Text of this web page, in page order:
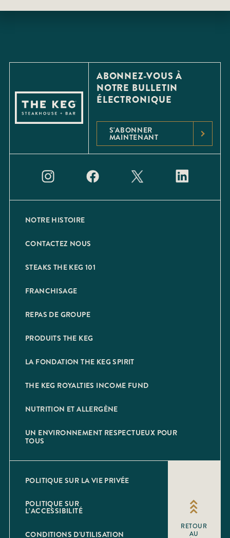
ABONNEZ-VOUS À
NOTRE BULLETIN
ÉLECTRONIQUE
S'ABONNER
MAINTENANT
NOTRE HISTOIRE
CONTACTEZ NOUS
STEAKS THE KEG 101
FRANCHISAGE
REPAS DE GROUPE
PRODUITS THE KEG
LA FONDATION THE KEG SPIRIT
THE KEG ROYALTIES INCOME FUND
NUTRITION ET ALLERGÈNE
UN ENVIRONNEMENT RESPECTUEUX POUR
TOUS
POLITIQUE SUR LA VIE PRIVÉE
POLITIQUE SUR
L’ACCESSIBILITÉ
CONDITIONS D'UTILISATION
RETOUR
AU